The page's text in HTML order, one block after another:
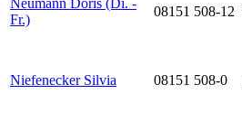
Neumann Doris (Di. -
Fr.)
08151 508-12
Niefenecker Silvia 08151 508-0